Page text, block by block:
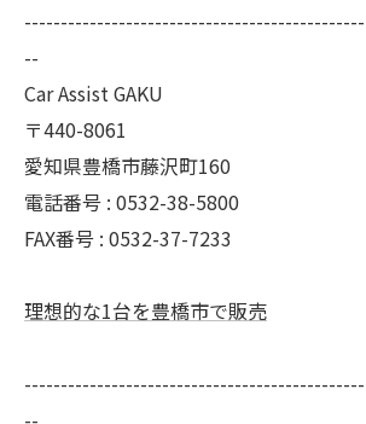
--
Car Assist GAKU
〒440-8061
愛知県豊橋市藤沢町160
電話番号 : 0532-38-5800
FAX番号 : 0532-37-7233
理想的な1台を豊橋市で販売